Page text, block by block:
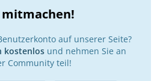
mitmachen!
auf unserer Seite?
kostenlosund nehmen Sie an
Community teil!